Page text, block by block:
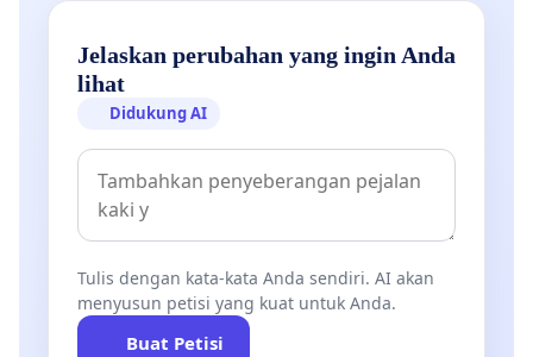
Jelaskan perubahan yang ingin Anda
lihat
Didukung AI
Tulis dengan kata-kata Anda sendiri. AI akan
menyusun petisi yang kuat untuk Anda.
Buat Petisi